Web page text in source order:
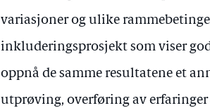
variasjoner og ulike
inkluderingsprosjekt som viser
oppnå de samme resultatene et
utprøving, overføring av erfaringer